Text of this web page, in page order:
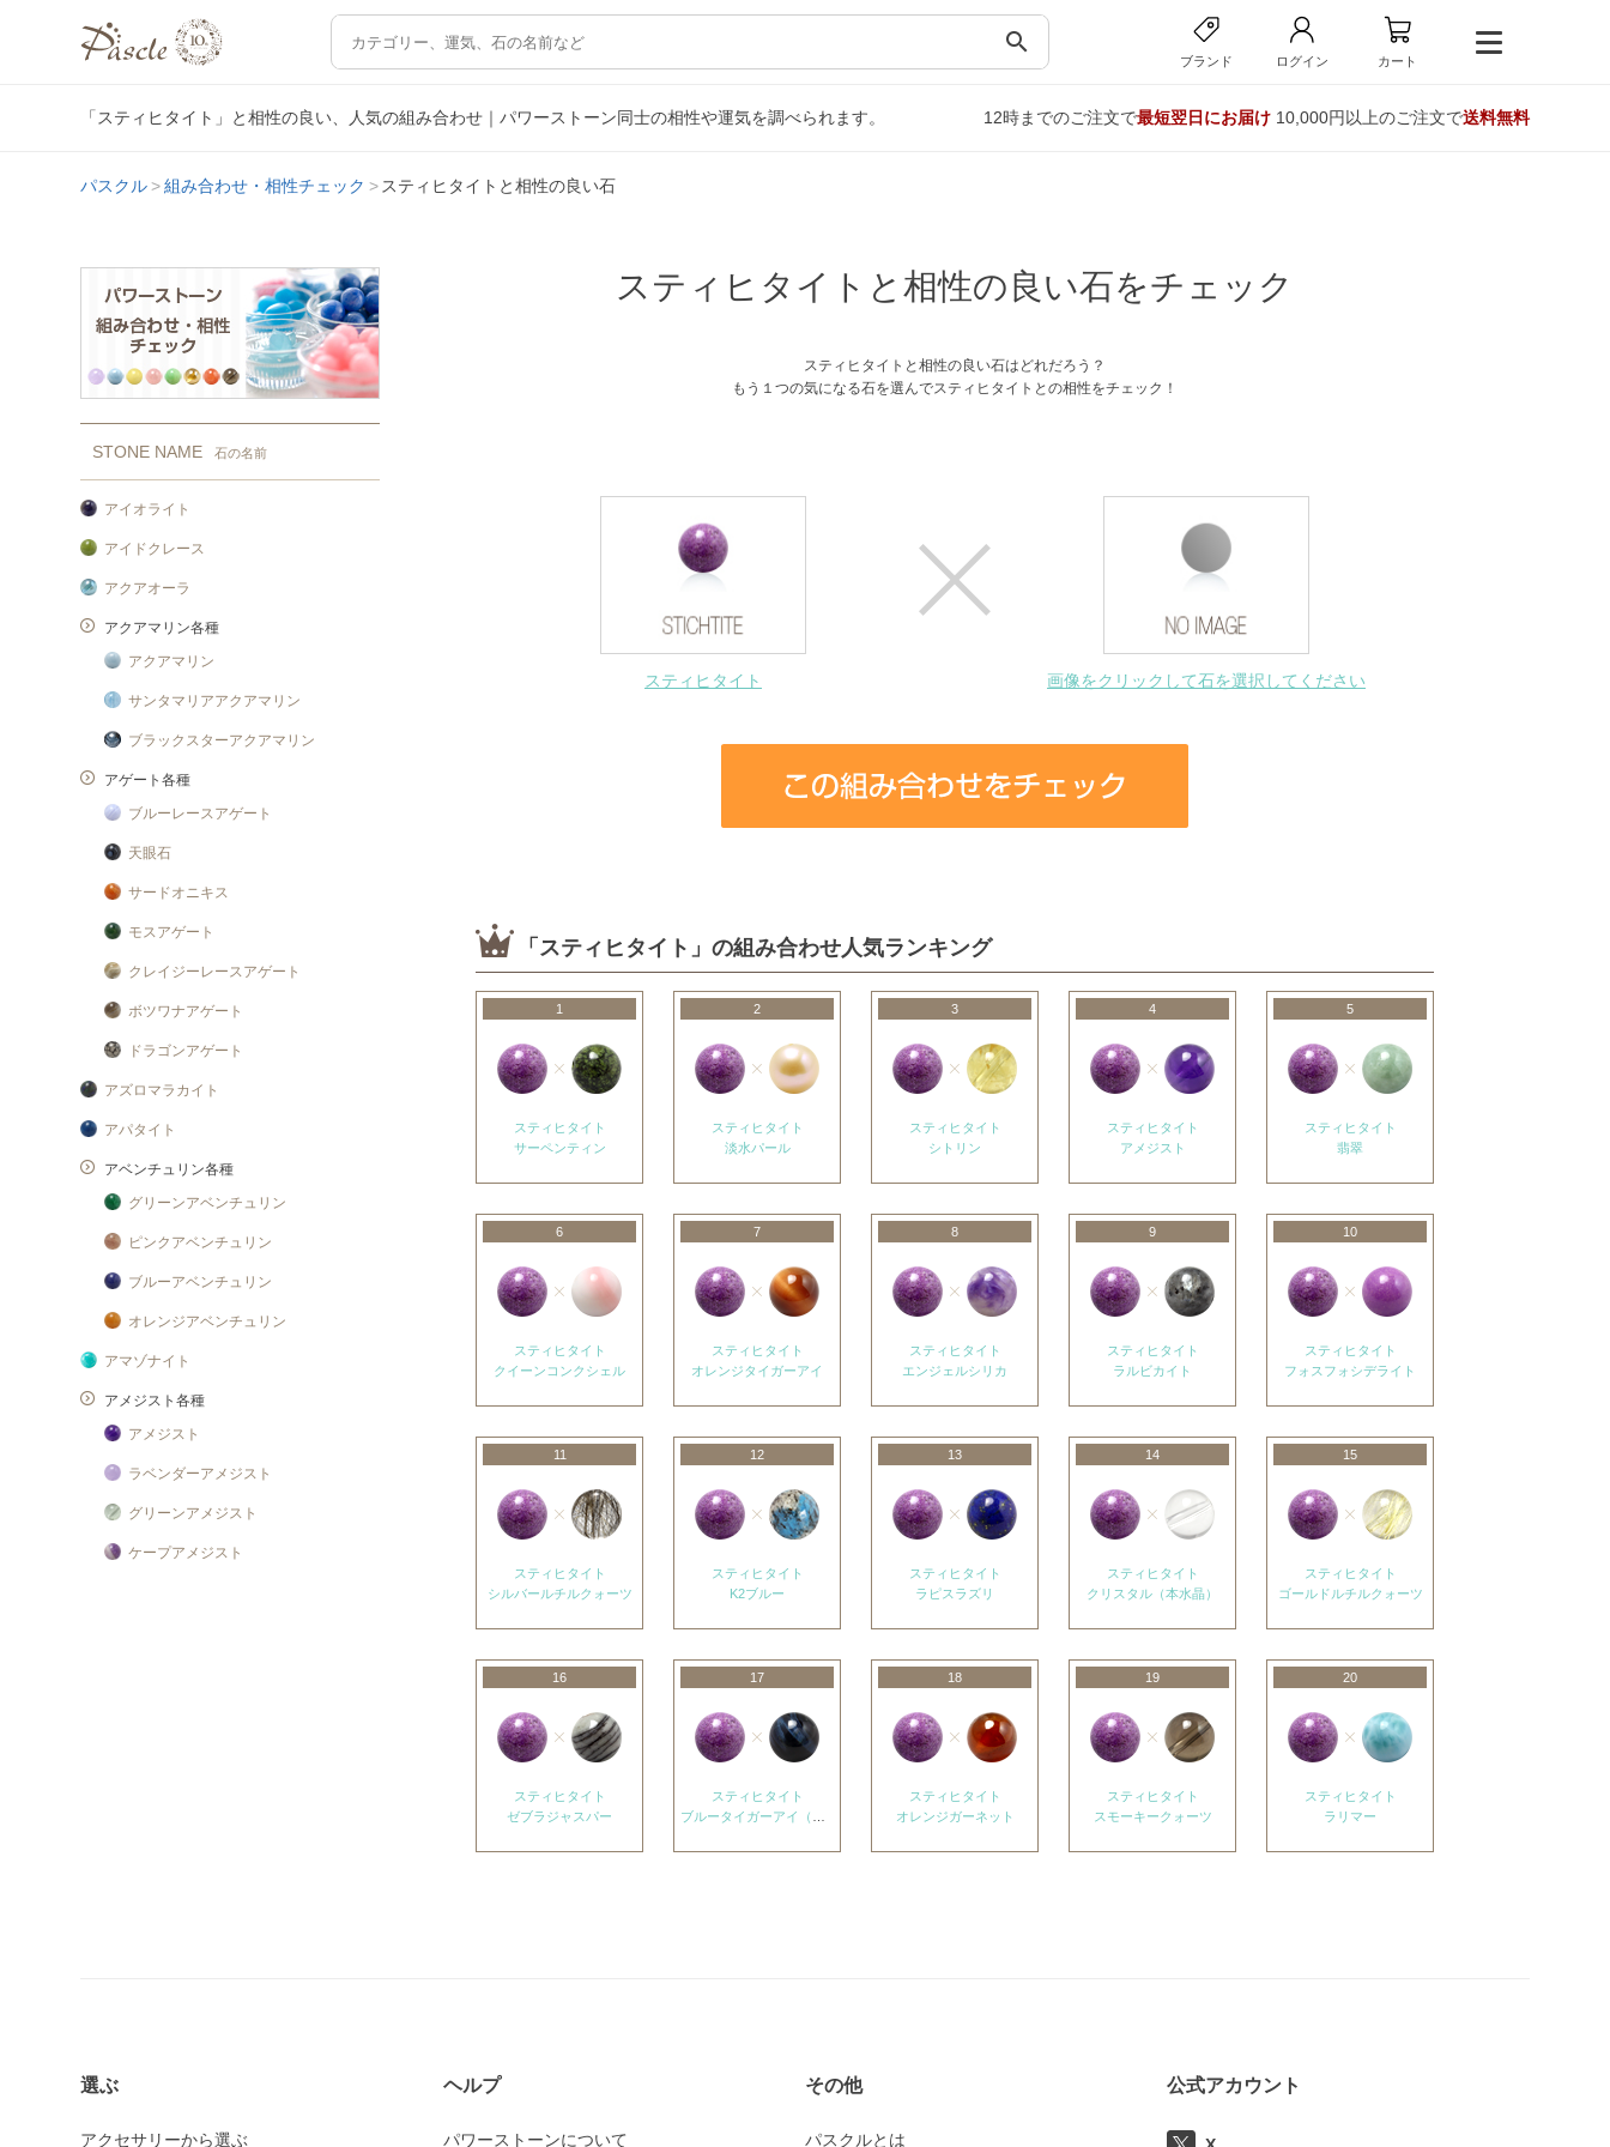
search
ブランド ログイン カート
「スティヒタイト」と相性の良い、人気の組み合わせ｜パワーストーン同士の相性や運気を調べられます。 12時までのご注文で最短翌日にお届け10,000円以上のご注文で送料無料
パスクル 組み合わせ・相性チェック スティヒタイトと相性の良い石
STONE NAME 石の名前
アイオライト
アイドクレース
アクアオーラ
アクアマリン各種
アクアマリン
サンタマリアアクアマリン
ブラックスターアクアマリン
アゲート各種
ブルーレースアゲート
天眼石
サードオニキス
モスアゲート
クレイジーレースアゲート
ボツワナアゲート
ドラゴンアゲート
アズロマラカイト
アパタイト
アベンチュリン各種
グリーンアベンチュリン
ピンクアベンチュリン
ブルーアベンチュリン
オレンジアベンチュリン
アマゾナイト
アメジスト各種
アメジスト
ラベンダーアメジスト
グリーンアメジスト
ケープアメジスト
ホワイトオニキス
スティヒタイトと相性の良い石をチェック
スティヒタイトと相性の良い石はどれだろう？
もう１つの気になる石を選んでスティヒタイトとの相性をチェック！
スティヒタイト 画像をクリックして石を選択してください
「スティヒタイト」の組み合わせ人気ランキング
1
スティヒタイト
サーペンティン
2
スティヒタイト
淡水パール
3
スティヒタイト
シトリン
4
スティヒタイト
アメジスト
5
スティヒタイト
翡翠
6
スティヒタイト
クイーンコンクシェル
7
スティヒタイト
オレンジタイガーアイ
8
スティヒタイト
エンジェルシリカ
9
スティヒタイト
ラルビカイト
10
スティヒタイト
フォスフォシデライト
11
スティヒタイト
シルバールチルクォーツ
12
スティヒタイト
K2ブルー
13
スティヒタイト
ラピスラズリ
14
スティヒタイト
クリスタル（本水晶）
15
スティヒタイト
ゴールドルチルクォーツ
16
スティヒタイト
ゼブラジャスパー
17
スティヒタイト
ブルータイガーアイ（ホークスアイ）
18
スティヒタイト
オレンジガーネット
19
スティヒタイト
スモーキークォーツ
20
スティヒタイト
ラリマー
選ぶ
アクセサリーから選ぶ
ヘルプ
パワーストーンについて
その他
パスクルとは
公式アカウント